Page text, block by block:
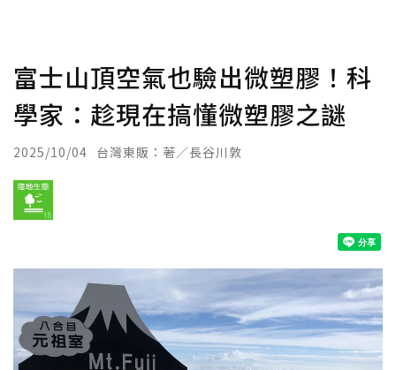
富士山頂空氣也驗出微塑膠！科
學家：趁現在搞懂微塑膠之謎
2025/10/04 台灣東販：著／長谷川敦